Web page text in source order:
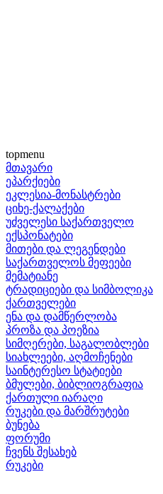
topmenu
მთავარი
ეპარქიები
ეკლესია-მონასტრები
ციხე-ქალაქები
უძველესი საქართველო
ექსპონატები
მითები და ლეგენდები
საქართველოს მეფეები
მემატიანე
ტრადიციები და სიმბოლიკა
ქართველები
ენა და დამწერლობა
პროზა და პოეზია
სიმღერები, საგალობლები
სიახლეები, აღმოჩენები
საინტერესო სტატიები
ბმულები, ბიბლიოგრაფია
ქართული იარაღი
რუკები და მარშრუტები
ბუნება
ფორუმი
ჩვენს შესახებ
რუკები